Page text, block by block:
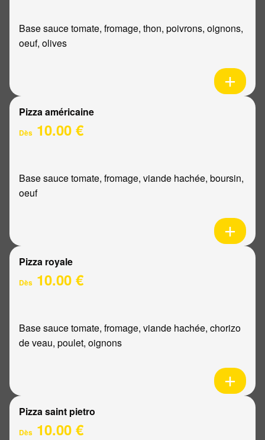
Base sauce tomate, fromage, thon, poivrons, oignons,
oeuf, olives
Pizza américaine
Dès 10.00 €
Base sauce tomate, fromage, viande hachée, boursin,
oeuf
Pizza royale
Dès 10.00 €
Base sauce tomate, fromage, viande hachée, chorizo
de veau, poulet, oignons
Pizza saint pietro
Dès 10.00 €